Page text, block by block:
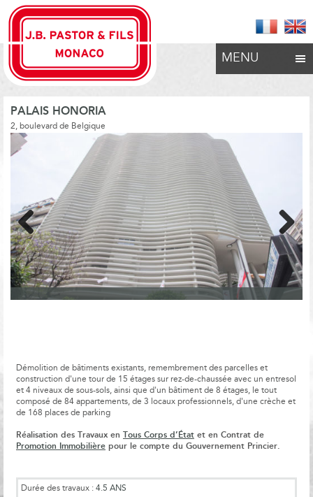
MENU
PALAIS HONORIA
2, boulevard de Belgique
Previous Next
Démolition de bâtiments existants, remembrement des parcelles et
construction d'une tour de 15 étages sur rez-de-chaussée avec un entresol
et 4 niveaux de sous-sols, ainsi que d'un bâtiment de 8 étages, le tout
composé de 84 appartements, de 3 locaux professionnels, d'une crèche et
de 168 places de parking
Réalisation des Travaux en Tous Corps d’État et en Contrat de
Promotion Immobilière pour le compte du Gouvernement Princier.
Durée des travaux : 4.5 ANS